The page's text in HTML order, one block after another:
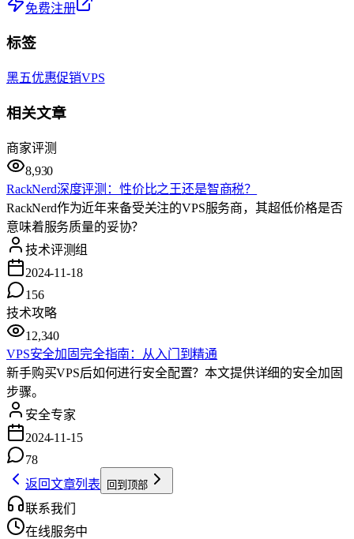
免费注册
标签
黑五优惠促销VPS
相关文章
商家评测
8,930
RackNerd深度评测：性价比之王还是智商税？
RackNerd作为近年来备受关注的VPS服务商，其超低价格是否
意味着服务质量的妥协？
技术评测组
2024-11-18
156
技术攻略
12,340
VPS安全加固完全指南：从入门到精通
新手购买VPS后如何进行安全配置？本文提供详细的安全加固
步骤。
安全专家
2024-11-15
78
返回文章列表
回到顶部
联系我们
在线服务中